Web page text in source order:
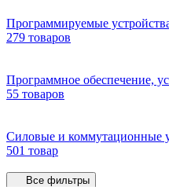
Программируемые
279 товаров
Программное обеспечение,
55 товаров
Силовые и коммутационные
501 товар
Все фильтры